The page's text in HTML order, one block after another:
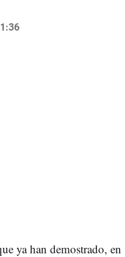
ya han demostrado, en